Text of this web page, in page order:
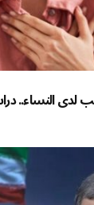
لدى